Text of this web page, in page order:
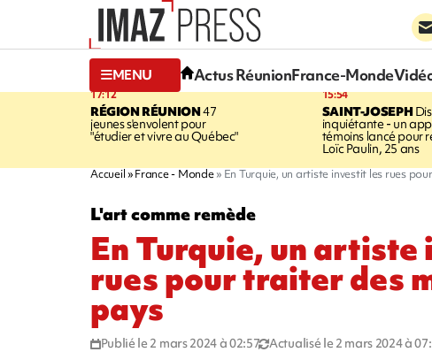
MENU Actus RéunionFrance-Monde
17:12
RÉGION RÉUNION47
jeunes s'envolent pour
"étudier et vivre au Québec"
15:54
SAINT-JOSEPH
inquiétante - un
témoins lancé pour
Loïc Paulin, 25 ans
Accueil France - Monde En Turquie, un artiste investit les rues
L'art comme remède
En Turquie, un
rues pour traiter des
pays
Publié le 2 mars 2024 à 02:57 Actualisé le 2 mars 2024 à